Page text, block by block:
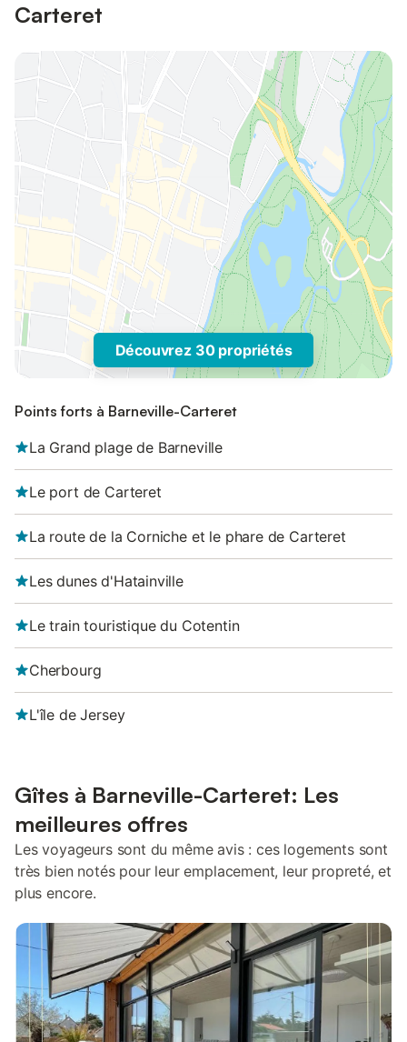
Carteret
Découvrez 30 propriétés
Points forts à Barneville-Carteret
La Grand plage de Barneville
Le port de Carteret
La route de la Corniche et le phare de Carteret
Les dunes d'Hatainville
Le train touristique du Cotentin
Cherbourg
L'île de Jersey
Gîtes à Barneville-Carteret: Les
meilleures offres
Les voyageurs sont du même avis : ces logements sont
très bien notés pour leur emplacement, leur propreté, et
plus encore.